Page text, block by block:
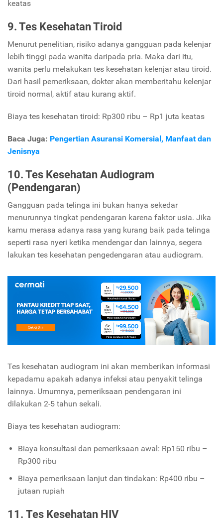
keatas
9. Tes Kesehatan Tiroid
Menurut penelitian, risiko adanya gangguan pada kelenjar
lebih tinggi pada wanita daripada pria. Maka dari itu,
wanita perlu melakukan tes kesehatan kelenjar atau tiroid.
Dari hasil pemeriksaan, dokter akan memberitahu kelenjar
tiroid normal, aktif atau kurang aktif.
Biaya tes kesehatan tiroid: Rp300 ribu – Rp1 juta keatas
Baca Juga: Pengertian Asuransi Komersial, Manfaat dan
Jenisnya
10. Tes Kesehatan Audiogram
(Pendengaran)
Gangguan pada telinga ini bukan hanya sekedar
menurunnya tingkat pendengaran karena faktor usia. Jika
kamu merasa adanya rasa yang kurang baik pada telinga
seperti rasa nyeri ketika mendengar dan lainnya, segera
lakukan tes kesehatan pengedengaran atau audiogram.
Tes kesehatan audiogram ini akan memberikan informasi
kepadamu apakah adanya infeksi atau penyakit telinga
lainnya. Umumnya, pemeriksaan pendengaran ini
dilakukan 2-5 tahun sekali.
Biaya tes kesehatan audiogram:
Biaya konsultasi dan pemeriksaan awal: Rp150 ribu –
Rp300 ribu
Biaya pemeriksaan lanjut dan tindakan: Rp400 ribu –
jutaan rupiah
11. Tes Kesehatan HIV